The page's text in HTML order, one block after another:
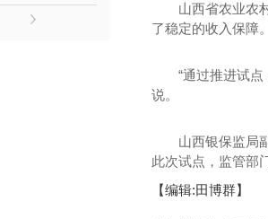
山西省农业农村
了稳定的收入保障。
“通过推进试点，
说。
山西银保监局副
此次试点，监管部
【编辑:田博群】